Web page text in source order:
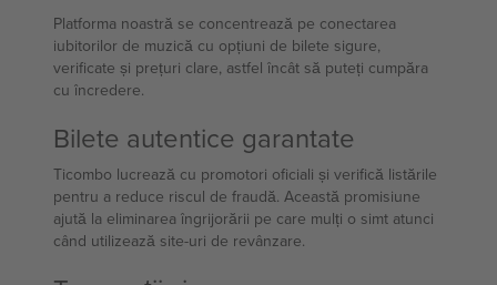
Platforma noastră se concentrează pe conectarea
iubitorilor de muzică cu opțiuni de bilete sigure,
verificate și prețuri clare, astfel încât să puteți cumpăra
cu încredere.
Bilete autentice garantate
Ticombo lucrează cu promotori oficiali și verifică listările
pentru a reduce riscul de fraudă. Această promisiune
ajută la eliminarea îngrijorării pe care mulți o simt atunci
când utilizează site-uri de revânzare.